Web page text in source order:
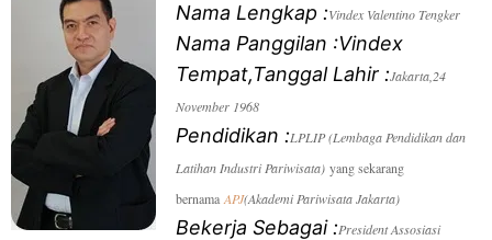
Nama Lengkap :Vindex Valentino Tengker
Nama Panggilan :Vindex
Tempat,Tanggal Lahir :Jakarta,24
November 1968
Pendidikan :LPLIP (Lembaga Pendidikan dan
Latihan Industri Pariwisata) yang sekarang
bernama APJ(Akademi Pariwisata Jakarta)
Bekerja Sebagai :President Assosiasi